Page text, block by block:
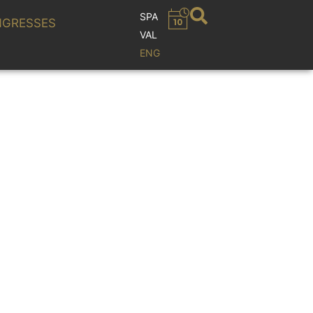
SPA
VAL
ENG